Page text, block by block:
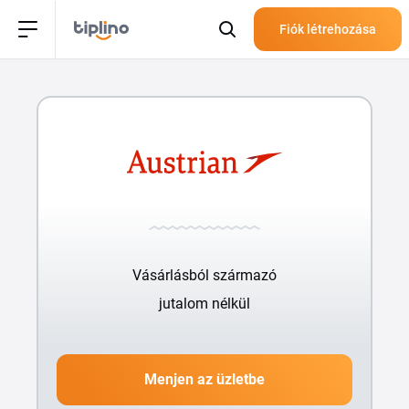
Fiók létrehozása
Vásárlásból származó
jutalom nélkül
Menjen az üzletbe